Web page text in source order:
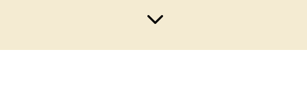
3